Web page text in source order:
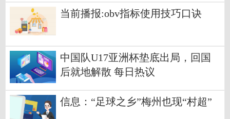
当前播报:obv指标使用技巧口诀
中国队U17亚洲杯垫底出局，回国
后就地解散 每日热议
信息：“足球之乡”梅州也现“村超”